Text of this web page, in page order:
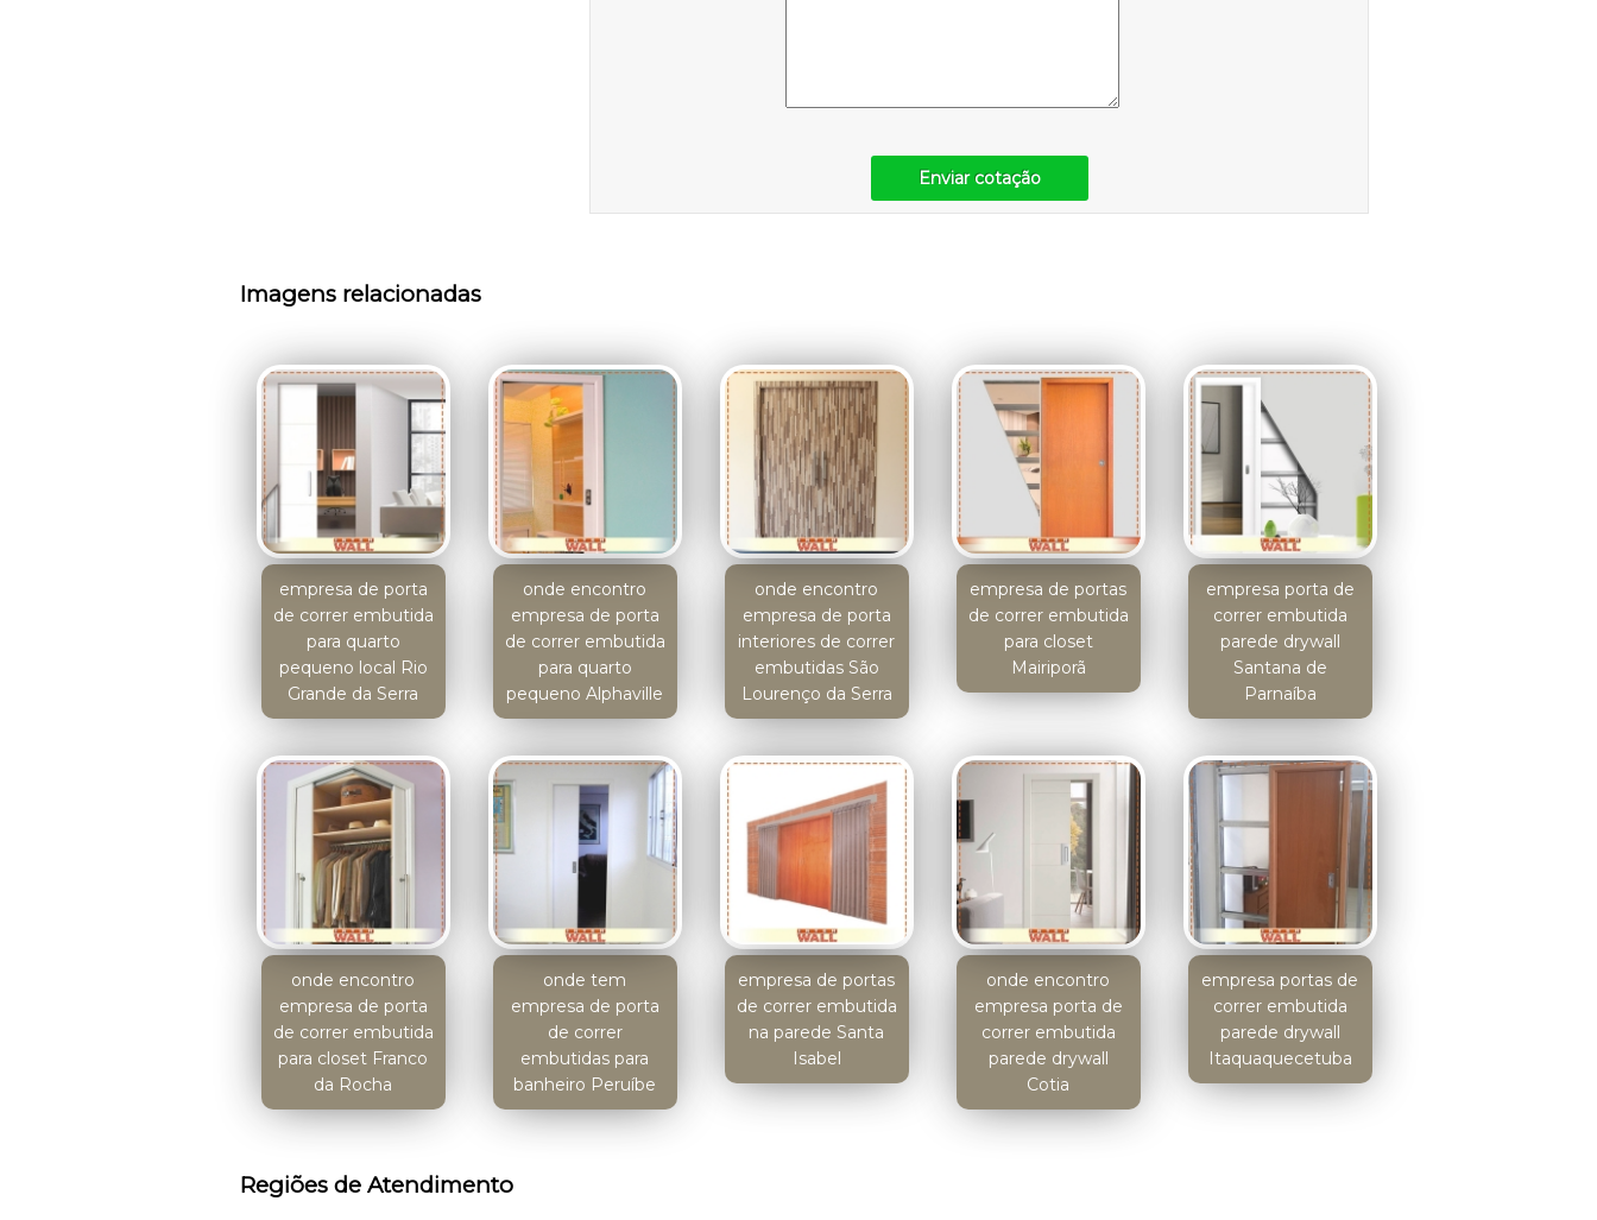
Enviar cotação
Imagens relacionadas
empresa de porta
de correr embutida
para quarto
pequeno local Rio
Grande da Serra
onde encontro
empresa de porta
de correr embutida
para quarto
pequeno Alphaville
onde encontro
empresa de porta
interiores de correr
embutidas São
Lourenço da Serra
empresa de portas
de correr embutida
para closet
Mairiporã
empresa porta de
correr embutida
parede drywall
Santana de
Parnaíba
onde encontro
empresa de porta
de correr embutida
para closet Franco
da Rocha
onde tem
empresa de porta
de correr
embutidas para
banheiro Peruíbe
empresa de portas
de correr embutida
na parede Santa
Isabel
onde encontro
empresa porta de
correr embutida
parede drywall
Cotia
empresa portas de
correr embutida
parede drywall
Itaquaquecetuba
Regiões de Atendimento